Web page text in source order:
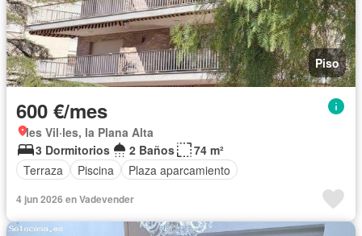
Piso
600 €/mes
les Vil·les, la Plana Alta
3 Dormitorios
2 Baños
74 m²
Terraza
Piscina Plaza aparcamiento
4 jun 2026 en Vadevender